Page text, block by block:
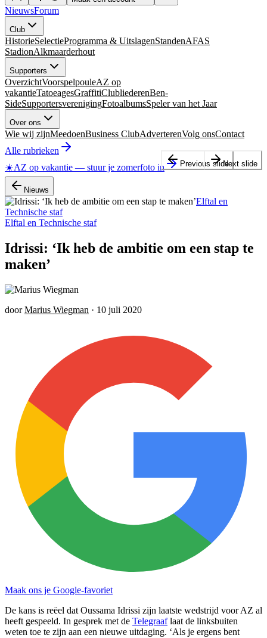
NieuwsForum
Club
HistorieSelectieProgramma & UitslagenStandenAFAS
StadionAlkmaarderhout
Supporters
OverzichtVoorspelpouleAZ op
vakantieTatoeagesGraffitiClubliederenBen-
SideSupportersverenigingFotoalbumsSpeler van het Jaar
Over ons
Wie wij zijnMeedoenBusiness ClubAdverterenVolg onsContact
Alle rubrieken
☀️AZ op vakantie — stuur je zomerfoto in
Nieuws
Elftal en
Technische staf
Elftal en Technische staf
Idrissi: ‘Ik heb de ambitie om een stap te
maken’
door Marius Wiegman · 10 juli 2020
Maak ons je Google-favoriet
De kans is reëel dat Oussama Idrissi zijn laatste wedstrijd voor AZ al
heeft gespeeld. In gesprek met de Telegraaflaat de linksbuiten
weten toe te zijn aan een nieuwe uitdaging. ‘Als je ergens bent
Previous slideNext slide